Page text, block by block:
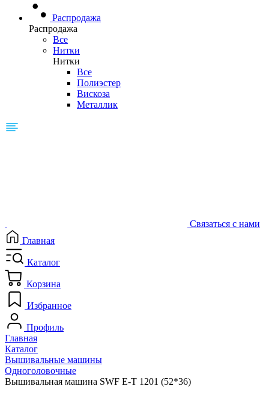
Распродажа
Распродажа
Все
Нитки
Нитки
Все
Полиэстер
Вискоза
Металлик
Связаться с нами
Главная
Каталог
Корзина
Избранное
Профиль
Главная
Каталог
Вышивальные машины
Одноголовочные
Вышивальная машина SWF E-T 1201 (52*36)